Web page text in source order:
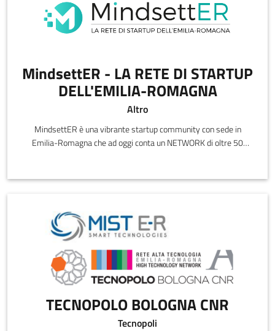
MindsettER - LA RETE DI STARTUP
DELL'EMILIA-ROMAGNA
Altro
MindsettER è una vibrante startup community con sede in
Emilia-Romagna che ad oggi conta un NETWORK di oltre 50
TECNOPOLO BOLOGNA CNR
Tecnopoli